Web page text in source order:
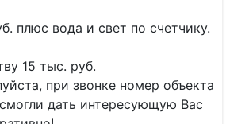
плюс вода и свет по счетчику.
15 тыс. руб.
при звонке номер объекта
дать интересующую Вас